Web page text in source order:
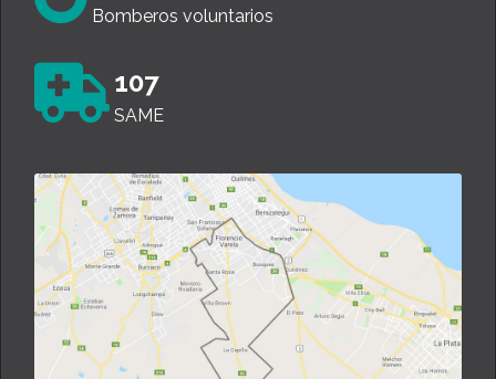
Bomberos voluntarios
107
SAME